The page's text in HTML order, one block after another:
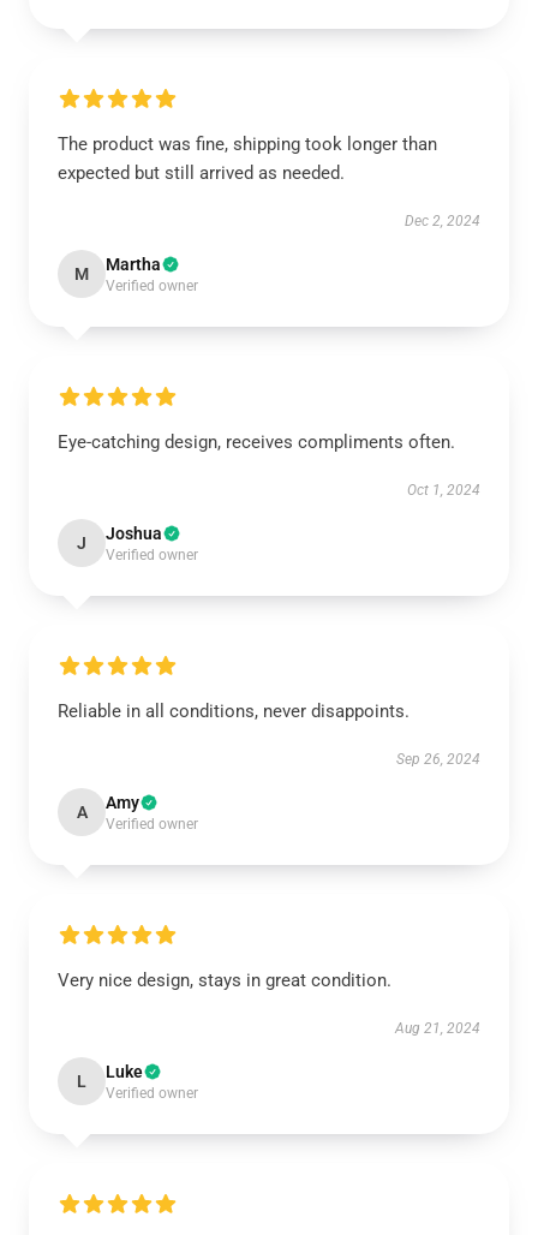
The product was fine, shipping took longer than
expected but still arrived as needed.
Dec 2, 2024
M Martha
Verified owner
Eye-catching design, receives compliments often.
Oct 1, 2024
J Joshua
Verified owner
Reliable in all conditions, never disappoints.
Sep 26, 2024
A Amy
Verified owner
Very nice design, stays in great condition.
Aug 21, 2024
L Luke
Verified owner